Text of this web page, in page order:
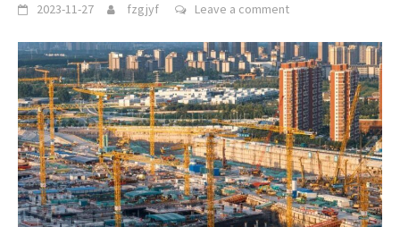
2023-11-27 fzgjyf Leave a comment